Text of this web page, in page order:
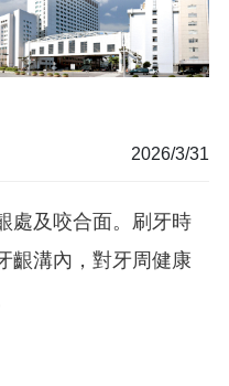
2026/3/31
處及咬合面。刷牙時
齦溝內，對牙周健康